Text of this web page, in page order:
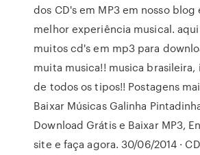
dos CD's em MP3 em nosso blog
melhor experiência musical.
muitos cd's em mp3 para
muita musica!! musica
de todos os tipos!! Postagens
Baixar Músicas Galinha
Download Grátis e Baixar MP3,
site e faça agora. 30/06/2014 ·